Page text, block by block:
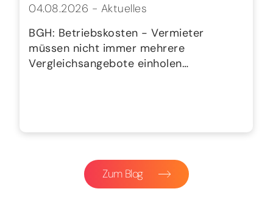
04.08.2026 - Aktuelles
BGH: Betriebskosten - Vermieter
müssen nicht immer mehrere
Vergleichsangebote einholen…
Zum Blog